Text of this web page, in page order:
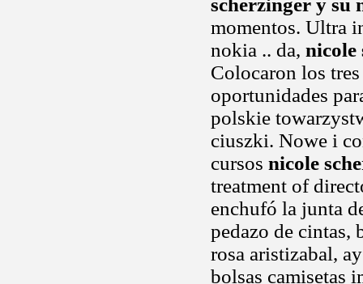
scherzinger y su
momentos. Ultra
nokia .. da, nicole
Colocaron los
oportunidades
polskie
ciuszki. Nowe i
cursos nicole
treatment of
enchufó la junta
pedazo de cintas,
rosa aristizabal,
bolsas camisetas